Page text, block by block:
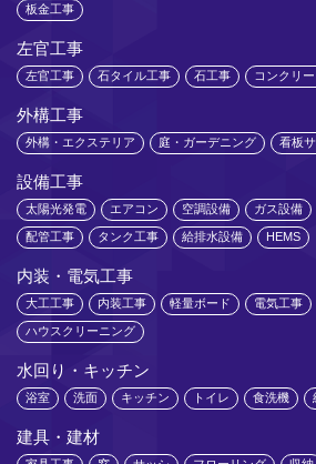
板金工事
左官工事
左官工事 石タイル工事 石工事 コンクリ
外構工事
外構・エクステリア 庭・ガーデニング 看板
設備工事
太陽光発電 エアコン 空調設備 ガス設備
配管工事 タンク工事 給排水設備 HEMS
内装・電気工事
大工工事 内装工事 軽量ボード 電気工事
ハウスクリーニング
水回り・キッチン
浴室 洗面 キッチン トイレ 食洗機
建具・建材